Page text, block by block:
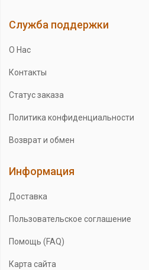
Служба поддержки
О Нас
Контакты
Статус заказа
Политика конфиденциальности
Возврат и обмен
Информация
Доставка
Пользовательское соглашение
Помощь (FAQ)
Карта сайта